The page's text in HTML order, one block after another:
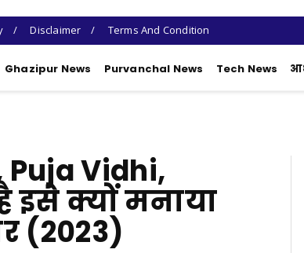
Disclaimer Terms And Condition
Ghazipur News Purvanchal News Tech News
Vidhi,
इसे क्यों मनाया
(2023)